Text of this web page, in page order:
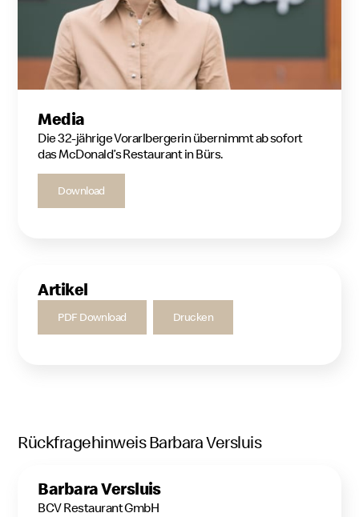
Media
Die 32-jährige Vorarlbergerin übernimmt ab sofort
das McDonald’s Restaurant in Bürs.
Download
Artikel
PDF Download Drucken
Rückfragehinweis Barbara Versluis
Barbara Versluis
BCV Restaurant GmbH